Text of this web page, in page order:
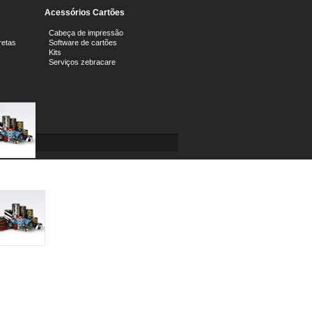
Acessórios Cartões
Cabeça de impressão
Software de cartões
Kits
Serviços zebracare